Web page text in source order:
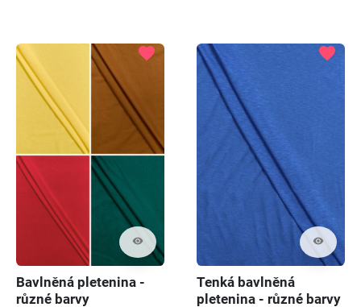
visibility
favorite
Bavlněná pletenina -
různé barvy
visibility
favorite
Tenká bavlněná
pletenina - různé barvy